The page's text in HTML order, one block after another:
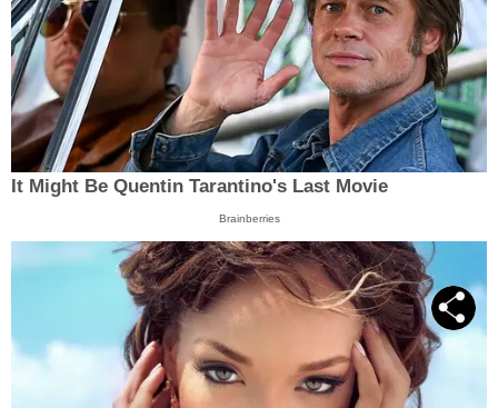
It Might Be Quentin Tarantino's Last Movie
Brainberries